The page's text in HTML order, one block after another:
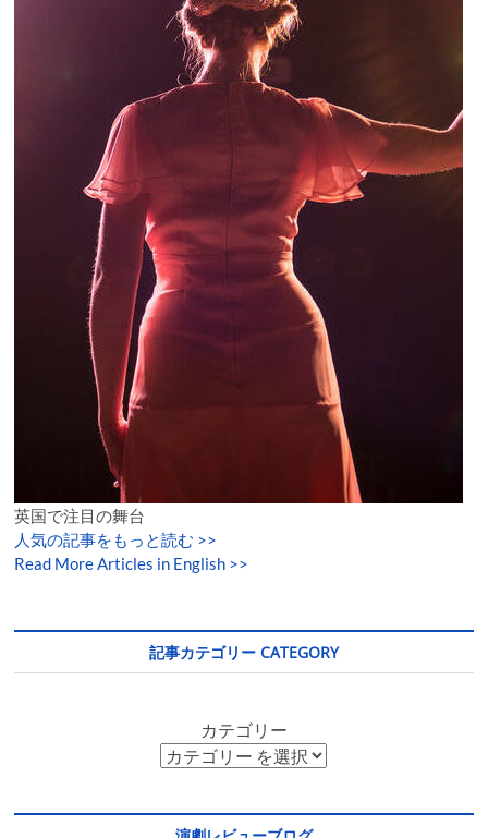
英国で注目の舞台
人気の記事をもっと読む >>
Read More Articles in English >>
記事カテゴリー CATEGORY
カテゴリー